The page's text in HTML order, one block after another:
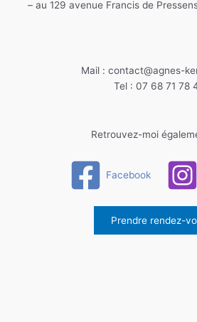
– au 129 avenue Francis de
Mail : contact@agnes-
Tel : 07 68 71 78
Retrouvez-moi
Facebook
Prendre rendez-